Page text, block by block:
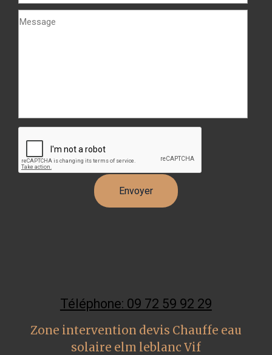
Téléphone: 09 72 59 92 29
Zone intervention devis Chauffe eau
solaire elm leblanc Vif